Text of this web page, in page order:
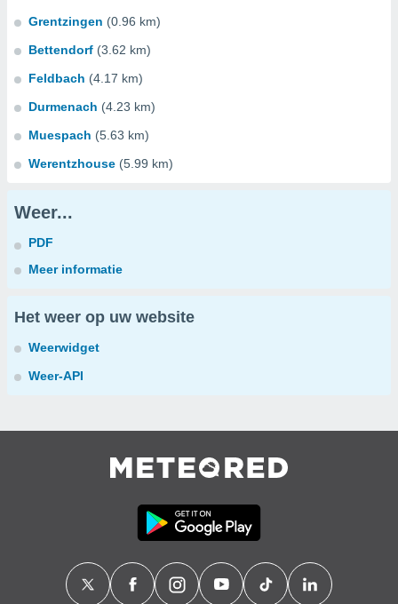
Grentzingen (0.96 km)
Bettendorf (3.62 km)
Feldbach (4.17 km)
Durmenach (4.23 km)
Muespach (5.63 km)
Werentzhouse (5.99 km)
Weer...
PDF
Meer informatie
Het weer op uw website
Weerwidget
Weer-API